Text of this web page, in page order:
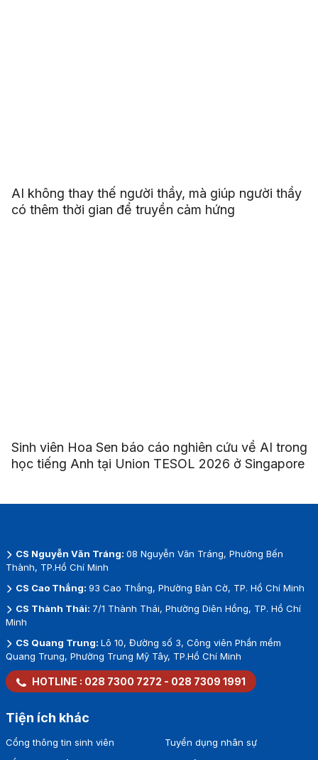
AI không thay thế người thầy, mà giúp người thầy
có thêm thời gian để truyền cảm hứng
Sinh viên Hoa Sen báo cáo nghiên cứu về AI trong
học tiếng Anh tại Union TESOL 2026 ở Singapore
CS Nguyễn Văn Tráng: 08 Nguyễn Văn Tráng, Phường Bến
Thành, TP.Hồ Chí Minh
CS Cao Thắng: 93 Cao Thắng, Phường Bàn Cờ, TP. Hồ Chí Minh
CS Thành Thái: 7/1 Thành Thái, Phường Diên Hồng, TP. Hồ Chí
Minh
CS Quang Trung: Lô 10, Đường số 3, Công viên Phần mềm
Quang Trung, Phường Trung Mỹ Tây, TP.Hồ Chí Minh
HOTLINE : 028 7300 7272 - 028 7309 1991
Tiện ích khác
Cổng thông tin sinh viên
Tuyển dụng nhân sự